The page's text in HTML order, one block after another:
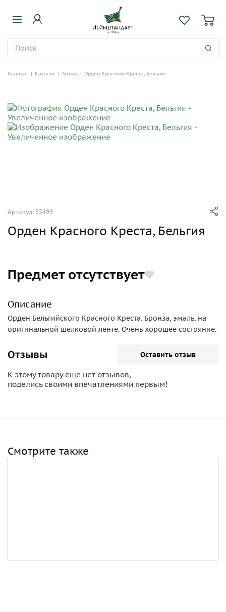
Главная | Каталог | Архив | Орден Красного Креста, Бельгия
Артикул: 55499
Орден Красного Креста, Бельгия
Предмет отсутствует
Описание
Орден Бельгийского Красного Креста. Бронза, эмаль, на
оригинальной шелковой ленте. Очень хорошее состояние.
Отзывы Оставить отзыв
К этому товару еще нет отзывов,
поделись своими впечатлениями первым!
Смотрите также